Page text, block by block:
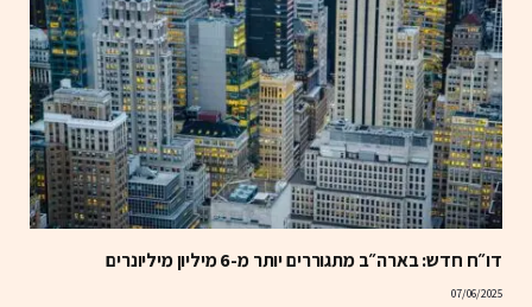
דו״ח חדש: בארה״ב מתגוררים יותר מ-6 מיליון מיליונרים
07/06/2025